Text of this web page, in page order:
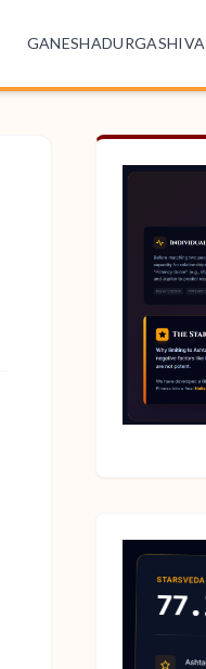
GANESHADURGASHIVA